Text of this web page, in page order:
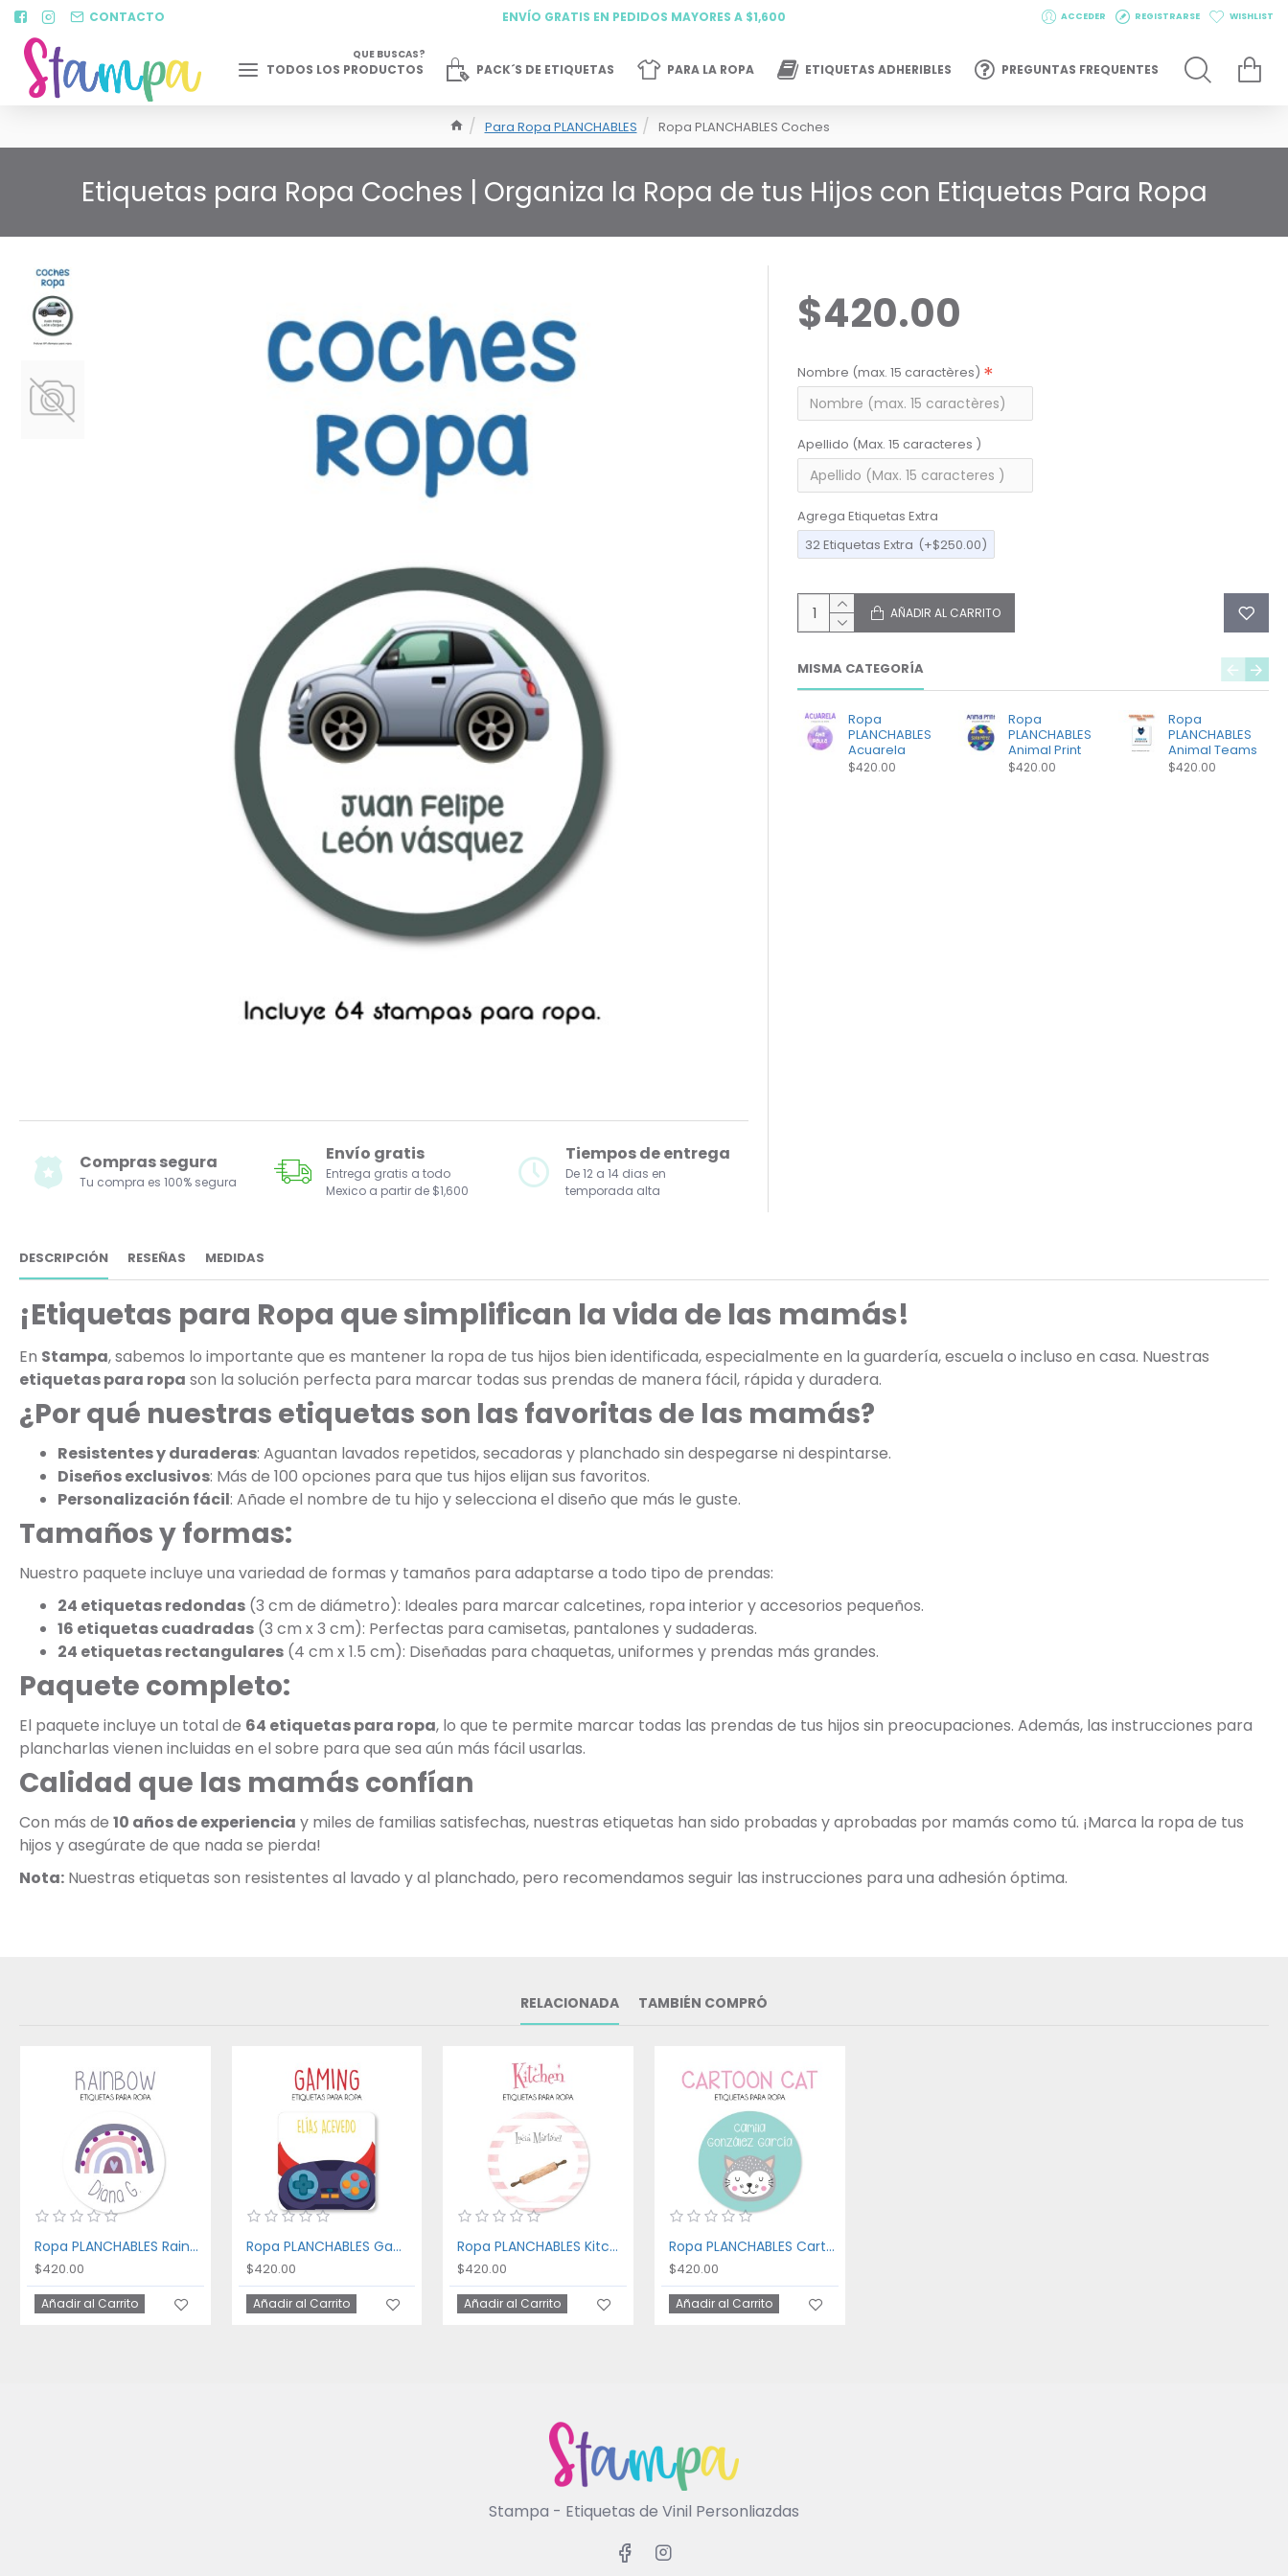
CONTACTO ENVÍO GRATIS EN PEDIDOS MAYORES A $1,600 ACCEDER REGISTRARSE WISHLIST
TODOS LOS PRODUCTOS
QUE BUSCAS?
PACK´S DE ETIQUETAS PARA LA ROPA ETIQUETAS ADHERIBLES PREGUNTAS FREQUENTES
Para Ropa PLANCHABLES Ropa PLANCHABLES Coches
Etiquetas para Ropa Coches | Organiza la Ropa de tus Hijos con Etiquetas Para Ropa
Compras segura
Tu compra es 100% segura
Envío gratis
Entrega gratis a todo
Mexico a partir de $1,600
Tiempos de entrega
De 12 a 14 dias en
temporada alta
$420.00
Nombre (max. 15 caractères)
Apellido (Max. 15 caracteres )
Agrega Etiquetas Extra
32 Etiquetas Extra (+$250.00)
AÑADIR AL CARRITO
MISMA CATEGORÍA
Ropa
PLANCHABLES
Acuarela
$420.00
Ropa
PLANCHABLES
Animal Print
$420.00
Ropa
PLANCHABLES
Animal Teams
$420.00
DESCRIPCIÓN RESEÑAS MEDIDAS
¡Etiquetas para Ropa que simplifican la vida de las mamás!
En Stampa, sabemos lo importante que es mantener la ropa de tus hijos bien identificada, especialmente en la guardería, escuela o incluso en casa. Nuestras
etiquetas para ropa son la solución perfecta para marcar todas sus prendas de manera fácil, rápida y duradera.
¿Por qué nuestras etiquetas son las favoritas de las mamás?
Resistentes y duraderas: Aguantan lavados repetidos, secadoras y planchado sin despegarse ni despintarse.
Diseños exclusivos: Más de 100 opciones para que tus hijos elijan sus favoritos.
Personalización fácil: Añade el nombre de tu hijo y selecciona el diseño que más le guste.
Tamaños y formas:
Nuestro paquete incluye una variedad de formas y tamaños para adaptarse a todo tipo de prendas:
24 etiquetas redondas (3 cm de diámetro): Ideales para marcar calcetines, ropa interior y accesorios pequeños.
16 etiquetas cuadradas (3 cm x 3 cm): Perfectas para camisetas, pantalones y sudaderas.
24 etiquetas rectangulares (4 cm x 1.5 cm): Diseñadas para chaquetas, uniformes y prendas más grandes.
Paquete completo:
El paquete incluye un total de 64 etiquetas para ropa, lo que te permite marcar todas las prendas de tus hijos sin preocupaciones. Además, las instrucciones para
plancharlas vienen incluidas en el sobre para que sea aún más fácil usarlas.
Calidad que las mamás confían
Con más de 10 años de experiencia y miles de familias satisfechas, nuestras etiquetas han sido probadas y aprobadas por mamás como tú. ¡Marca la ropa de tus
hijos y asegúrate de que nada se pierda!
Nota: Nuestras etiquetas son resistentes al lavado y al planchado, pero recomendamos seguir las instrucciones para una adhesión óptima.
RELACIONADA TAMBIÉN COMPRÓ
Ropa PLANCHABLES Rainbow
$420.00
Añadir al Carrito
Ropa PLANCHABLES Gaming
$420.00
Añadir al Carrito
Ropa PLANCHABLES Kitchen
$420.00
Añadir al Carrito
Ropa PLANCHABLES Cartoon Cat
$420.00
Añadir al Carrito
Stampa - Etiquetas de Vinil Personliazdas